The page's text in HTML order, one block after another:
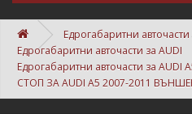
Едрогабаритни авточасти
Едрогабаритни авточасти за AUDI
Едрогабаритни авточасти за AUDI
СТОП ЗА AUDI A5 2007-2011 ВЪНШЕН